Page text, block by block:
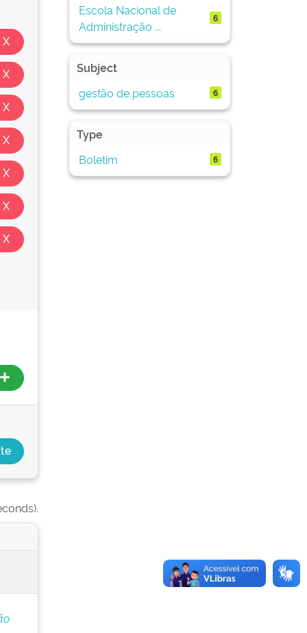
Escola Nacional de
Administração ...
6
Subject
gestão de pessoas
6
Type
Boletim
6